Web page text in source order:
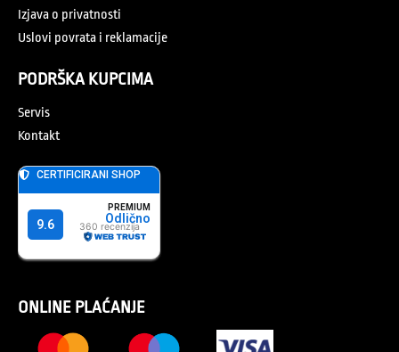
Izjava o privatnosti
Uslovi povrata i reklamacije
PODRŠKA KUPCIMA
Servis
Kontakt
ONLINE PLAĆANJE